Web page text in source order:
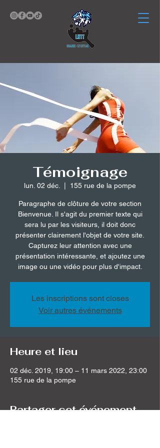
Témoignage
lun. 02 déc. 155 rue de la pompe
Paragraphe de clôture de votre section
Bienvenue. Il s'agit du premier texte qui
sera lu par les visiteurs, il doit donc
présenter clairement l'objet de votre site.
Capturez leur attention avec une
présentation intéressante, et ajoutez une
image ou une vidéo pour plus d'impact.
Les inscriptions sont closes
Voir autres événements
Heure et lieu
02 déc. 2019, 19:00 – 11 mars 2022, 23:00
155 rue de la pompe
Partager cet événement